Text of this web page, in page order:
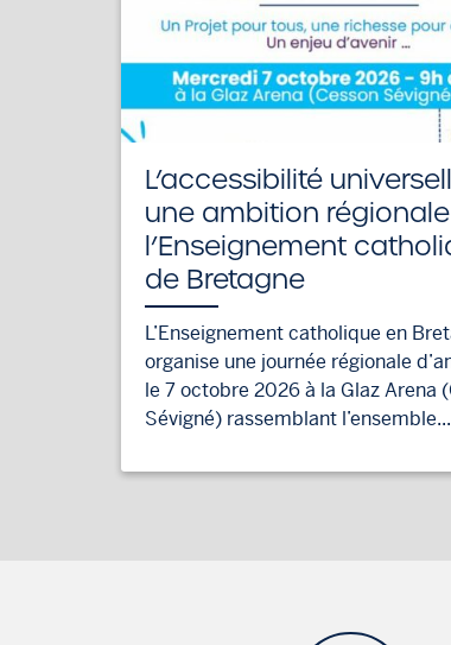
L’accessibilité
une ambition
l’Enseignement
de Bretagne
L’Enseignement catholique en
organise une journée régionale
le 7 octobre 2026 à la Glaz Arena
Sévigné) rassemblant l’ensemble...